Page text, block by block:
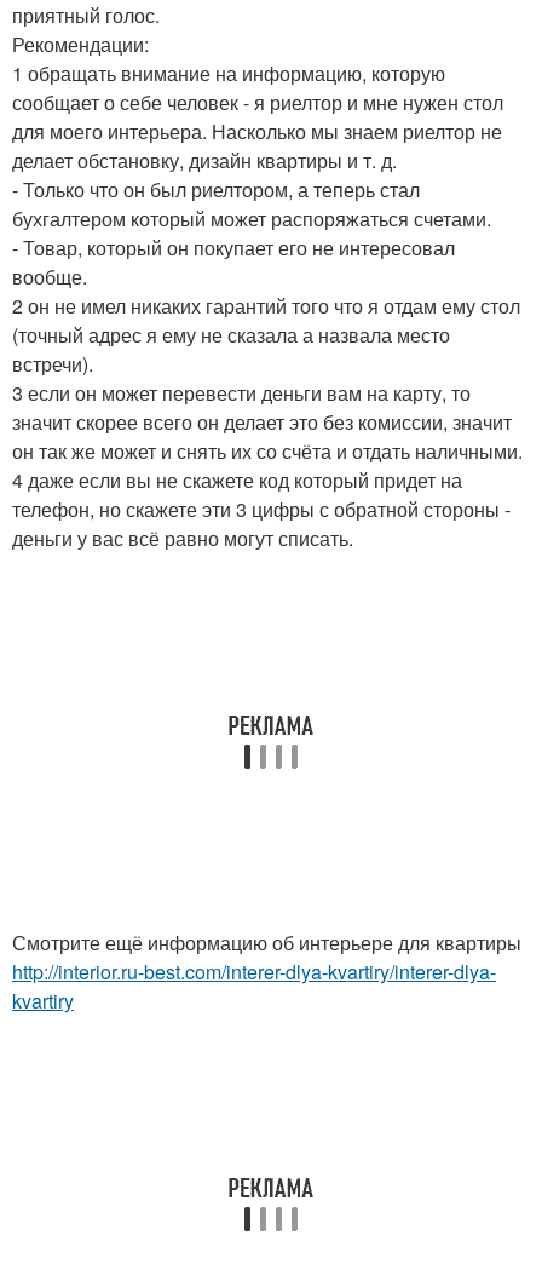
приятный голос.
Рекомендации:
1 обращать внимание на информацию, которую
сообщает о себе человек - я риелтор и мне нужен стол
для моего интерьера. Насколько мы знаем риелтор не
делает обстановку, дизайн квартиры и т. д.
- Только что он был риелтором, а теперь стал
бухгалтером который может распоряжаться счетами.
- Товар, который он покупает его не интересовал
вообще.
2 он не имел никаких гарантий того что я отдам ему стол
(точный адрес я ему не сказала а назвала место
встречи).
3 если он может перевести деньги вам на карту, то
значит скорее всего он делает это без комиссии, значит
он так же может и снять их со счёта и отдать наличными.
4 даже если вы не скажете код который придет на
телефон, но скажете эти 3 цифры с обратной стороны -
деньги у вас всё равно могут списать.
Смотрите ещё информацию об интерьере для квартиры
http://interior.ru-best.com/interer-dlya-kvartiry/interer-dlya-
kvartiry